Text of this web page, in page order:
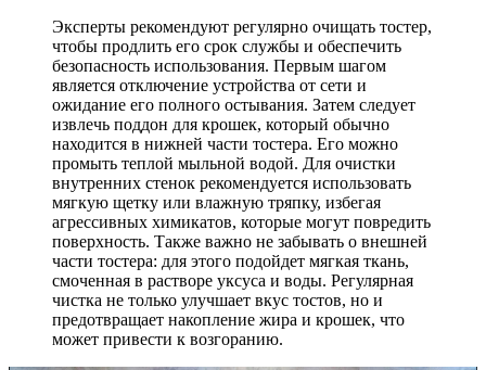
Эксперты рекомендуют регулярно очищать тостер,
чтобы продлить его срок службы и обеспечить
безопасность использования. Первым шагом
является отключение устройства от сети и
ожидание его полного остывания. Затем следует
извлечь поддон для крошек, который обычно
находится в нижней части тостера. Его можно
промыть теплой мыльной водой. Для очистки
внутренних стенок рекомендуется использовать
мягкую щетку или влажную тряпку, избегая
агрессивных химикатов, которые могут повредить
поверхность. Также важно не забывать о внешней
части тостера: для этого подойдет мягкая ткань,
смоченная в растворе уксуса и воды. Регулярная
чистка не только улучшает вкус тостов, но и
предотвращает накопление жира и крошек, что
может привести к возгоранию.